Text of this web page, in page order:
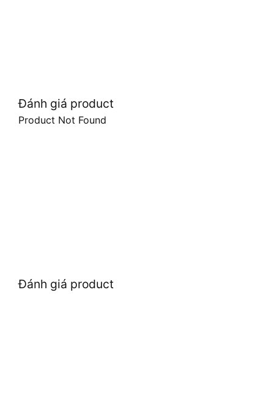
Đánh giá product
Product Not Found
Đánh giá product